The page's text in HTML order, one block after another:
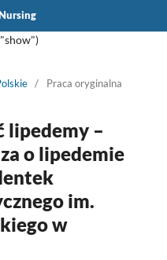
"show")
/ Praca oryginalna
–
o lipedemie
im.
w